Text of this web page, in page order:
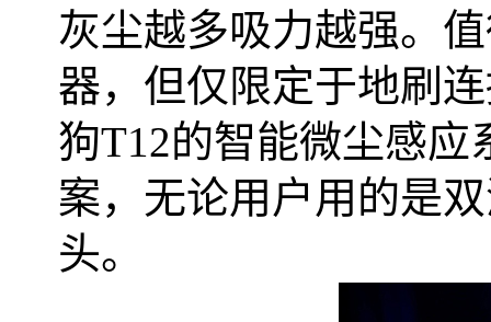
灰尘越多吸力越强。
器，但仅限定于地刷
狗T12的智能微尘感应
案，无论用户用的是
头。